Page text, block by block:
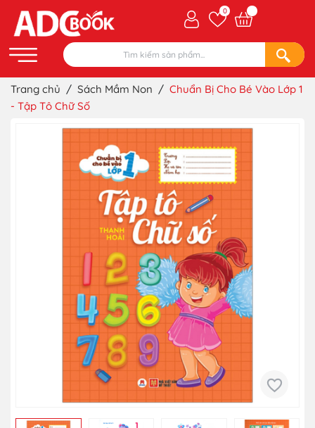
0
Trang chủ / Sách Mầm Non / Chuẩn Bị Cho Bé Vào Lớp 1
- Tập Tô Chữ Số